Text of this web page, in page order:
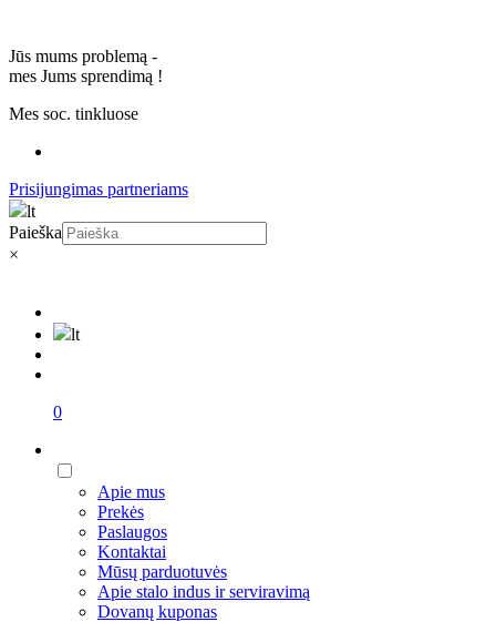
Jūs mums problemą -
mes Jums sprendimą !
Mes soc. tinkluose
Prisijungimas partneriams
lt
Paieška
×
lt
0
Apie mus
Prekės
Paslaugos
Kontaktai
Mūsų parduotuvės
Apie stalo indus ir serviravimą
Dovanų kuponas